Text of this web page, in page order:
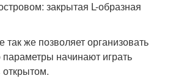
закрытая L-образная
же позволяет организовать
начинают играть